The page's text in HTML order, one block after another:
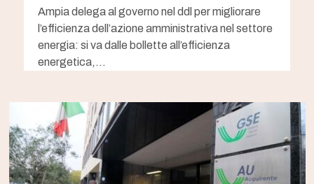
Ampia delega al governo nel ddl per migliorare
l’efficienza dell’azione amministrativa nel settore
energia: si va dalle bollette all’efficienza
energetica,…